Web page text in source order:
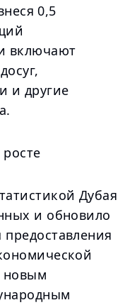
0,5
включают
и другие
Дубая
и обновило
новым